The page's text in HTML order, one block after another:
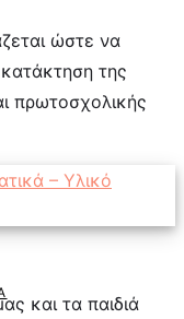
ώστε να
της
πρωτοσχολικής
και τα παιδιά